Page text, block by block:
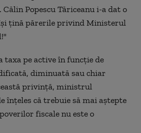
Popescu Tăriceanu i-a dat o
țină părerile privind Ministerul
taxa pe active în funcție de
diminuată sau chiar
privință, ministrul
înțeles că trebuie să mai aștepte
fiscale nu este o